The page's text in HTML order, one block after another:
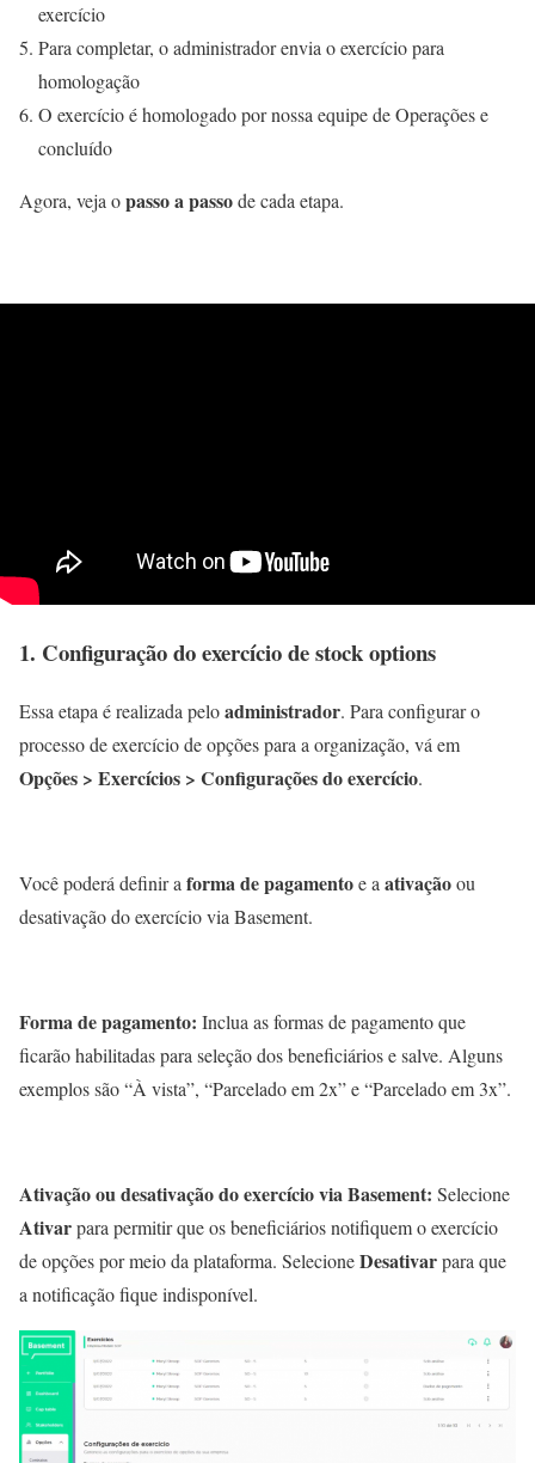
exercício
Para completar, o administrador envia o exercício para
homologação
O exercício é homologado por nossa equipe de Operações e
concluído
Agora, veja opasso a passode cada etapa.
1. Configuração do exercício de stock options
Essa etapa é realizada peloadministrador. Para configurar o
processo de exercício de opções para a organização, vá em
Opções > Exercícios > Configurações do exercício.
Você poderá definir a forma de pagamentoe a ativaçãoou
desativação do exercício via Basement.
Forma de pagamento: Inclua as formas de pagamento que
ficarão habilitadas para seleção dos beneficiários e salve. Alguns
exemplos são “À vista”, “Parcelado em 2x” e “Parcelado em 3x”.
Ativação ou desativação do exercício via Basement: Selecione
Ativarpara permitir que os beneficiários notifiquem o exercício
de opções por meio da plataforma. SelecioneDesativarpara que
a notificação fique indisponível.